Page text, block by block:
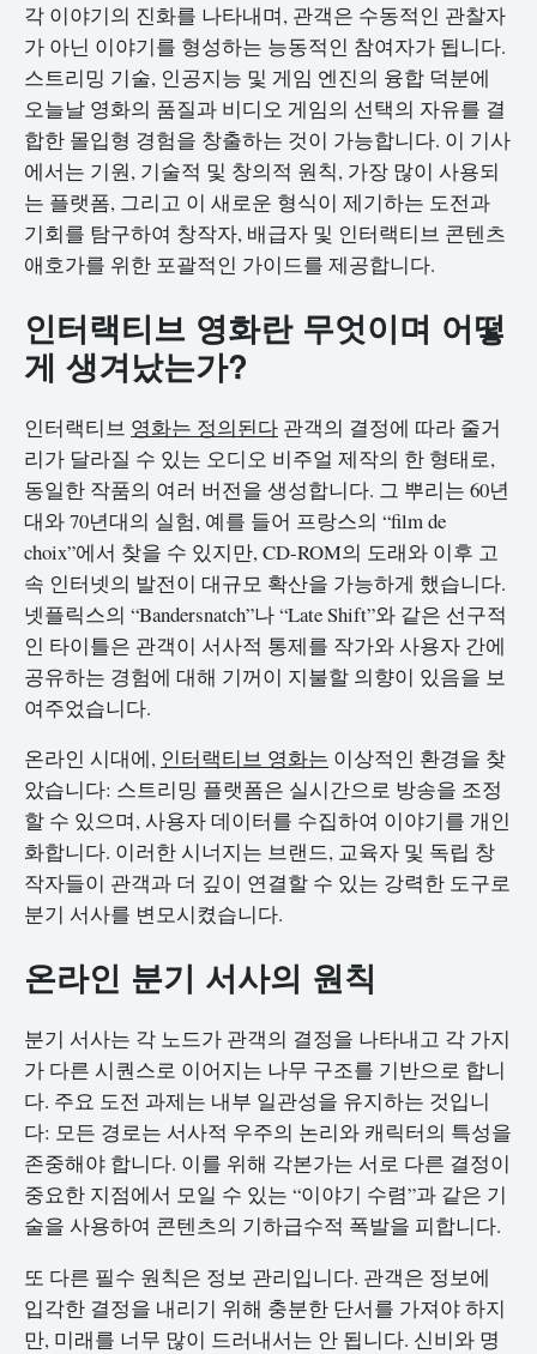
각 이야기의 진화를 나타내며, 관객은 수동적인 관찰자
가 아닌 이야기를 형성하는 능동적인 참여자가 됩니다.
스트리밍 기술, 인공지능 및 게임 엔진의 융합 덕분에
오늘날 영화의 품질과 비디오 게임의 선택의 자유를 결
합한 몰입형 경험을 창출하는 것이 가능합니다. 이 기사
에서는 기원, 기술적 및 창의적 원칙, 가장 많이 사용되
는 플랫폼, 그리고 이 새로운 형식이 제기하는 도전과
기회를 탐구하여 창작자, 배급자 및 인터랙티브 콘텐츠
애호가를 위한 포괄적인 가이드를 제공합니다.
인터랙티브 영화란 무엇이며 어떻
게 생겨났는가?
인터랙티브 영화는 정의된다 관객의 결정에 따라 줄거
리가 달라질 수 있는 오디오 비주얼 제작의 한 형태로,
동일한 작품의 여러 버전을 생성합니다. 그 뿌리는 60년
대와 70년대의 실험, 예를 들어 프랑스의 “film de
choix”에서 찾을 수 있지만, CD-ROM의 도래와 이후 고
속 인터넷의 발전이 대규모 확산을 가능하게 했습니다.
넷플릭스의 “Bandersnatch”나 “Late Shift”와 같은 선구적
인 타이틀은 관객이 서사적 통제를 작가와 사용자 간에
공유하는 경험에 대해 기꺼이 지불할 의향이 있음을 보
여주었습니다.
온라인 시대에, 인터랙티브 영화는 이상적인 환경을 찾
았습니다: 스트리밍 플랫폼은 실시간으로 방송을 조정
할 수 있으며, 사용자 데이터를 수집하여 이야기를 개인
화합니다. 이러한 시너지는 브랜드, 교육자 및 독립 창
작자들이 관객과 더 깊이 연결할 수 있는 강력한 도구로
분기 서사를 변모시켰습니다.
온라인 분기 서사의 원칙
분기 서사는 각 노드가 관객의 결정을 나타내고 각 가지
가 다른 시퀀스로 이어지는 나무 구조를 기반으로 합니
다. 주요 도전 과제는 내부 일관성을 유지하는 것입니
다: 모든 경로는 서사적 우주의 논리와 캐릭터의 특성을
존중해야 합니다. 이를 위해 각본가는 서로 다른 결정이
중요한 지점에서 모일 수 있는 “이야기 수렴”과 같은 기
술을 사용하여 콘텐츠의 기하급수적 폭발을 피합니다.
또 다른 필수 원칙은 정보 관리입니다. 관객은 정보에
입각한 결정을 내리기 위해 충분한 단서를 가져야 하지
만, 미래를 너무 많이 드러내서는 안 됩니다. 신비와 명